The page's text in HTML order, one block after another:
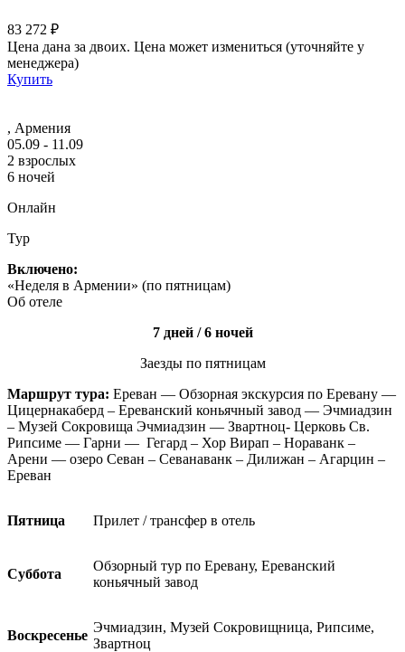
83 272 ₽
Цена дана за двоих. Цена может измениться (уточняйте у
менеджера)
Купить
, Армения
05.09 - 11.09
2 взрослых
6 ночей
Онлайн
Тур
Включено:
«Неделя в Армении» (по пятницам)
Об отеле
7 дней / 6 ночей
Заезды по пятницам
Маршрут тура: Ереван — Обзорная экскурсия по Еревану —
Цицернакаберд – Ереванский коньячный завод — Эчмиадзин
– Музей Сокровища Эчмиадзин — Звартноц- Церковь Св.
Рипсиме — Гарни — Гегард – Хор Вирап – Нораванк –
Арени — озеро Севан – Севанаванк – Дилижан – Агарцин –
Ереван
Пятница Прилет / трансфер в отель
Суббота
Обзорный тур по Еревану, Ереванский
коньячный завод
Воскресенье
Эчмиадзин, Музей Сокровищница, Рипсиме,
Звартноц